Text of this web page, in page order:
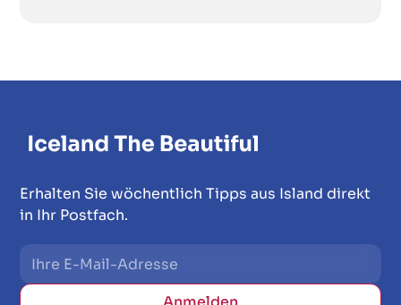
Erhalten Sie wöchentlich Tipps aus Island direkt
in Ihr Postfach.